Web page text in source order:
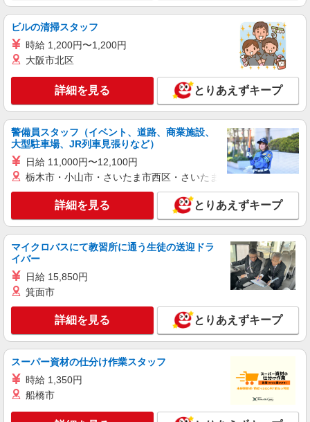
ビルの清掃スタッフ
時給 1,200円〜1,200円
大阪市北区
詳細を見る とりあえずキープ
警備員スタッフ（イベント、道路、商業施設、
大型駐車場、JR列車見張りなど）
日給 11,000円〜12,100円
栃木市・小山市・さいたま市西区・さいたま市岩槻区・久喜市・
詳細を見る とりあえずキープ
マイクロバスにて教習所に通う生徒の送迎ドラ
イバー
日給 15,850円
箕面市
詳細を見る とりあえずキープ
スーパー資材の仕分け作業スタッフ
時給 1,350円
船橋市